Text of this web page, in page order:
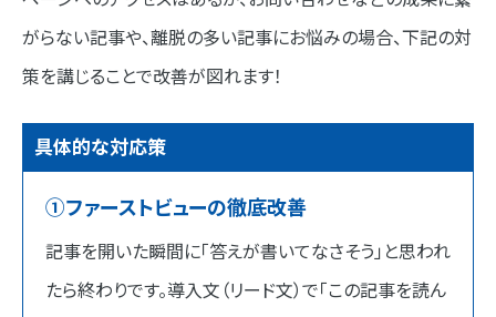
がらない記事や、離脱の多い記事にお悩みの場合、下記の対
策を講じることで改善が図れます！
具体的な対応策
①ファーストビューの徹底改善
記事を開いた瞬間に「答えが書いてなさそう」と思われ
たら終わりです。導入文（リード文）で「この記事を読ん